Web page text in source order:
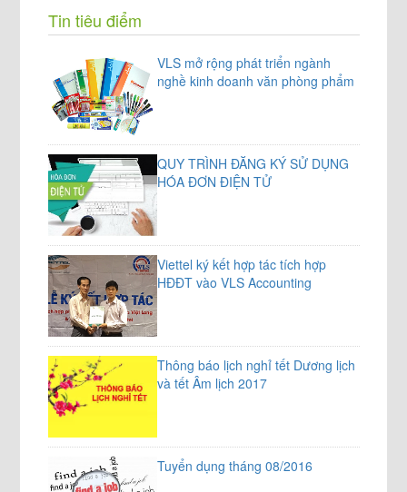
Tin tiêu điểm
VLS mở rộng phát triển ngành
nghề kinh doanh văn phòng phẩm
QUY TRÌNH ĐĂNG KÝ SỬ DỤNG
HÓA ĐƠN ĐIỆN TỬ
Viettel ký kết hợp tác tích hợp
HĐĐT vào VLS Accounting
Thông báo lịch nghỉ tết Dương lịch
và tết Âm lịch 2017
Tuyển dụng tháng 08/2016